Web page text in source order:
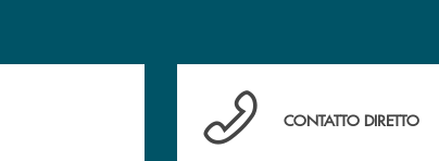
filiali della Banca. Hai bisogno di assistenza
CONTATTO DIRETTO